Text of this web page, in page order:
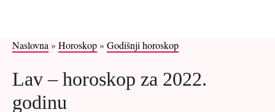
Naslovna » Horoskop» Godišnji horoskop
Lav – horoskop za 2022.
godinu